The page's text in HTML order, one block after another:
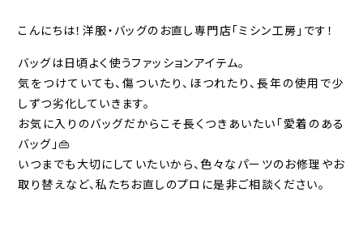
こんにちは！洋服・バッグのお直し専門店「ミシン工房」です！
バッグは日頃よく使うファッションアイテム。
気をつけていても、傷ついたり、ほつれたり、長年の使用で少
しずつ劣化していきます。
お気に入りのバッグだからこそ長くつきあいたい「愛着のある
バッグ」👜
いつまでも大切にしていたいから、色々なパーツのお修理やお
取り替えなど、私たちお直しのプロに是非ご相談ください。